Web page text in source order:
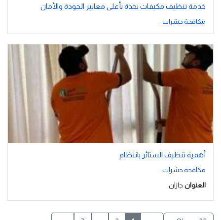
خدمة تنظيف مكيفات بجدة بأعلى معايير الجودة والأمان
مكافحة حشرات
أهمية تنظيف الستائر بانتظام
مكافحة حشرات
العنوان جازان